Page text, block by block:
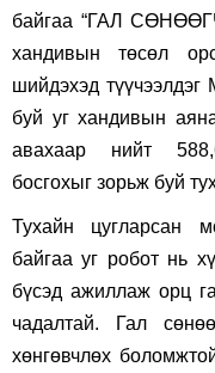
байгаа “ГАЛ
хандивын төсөл
шийдэхэд
буй уг хандивын
авахаар нийт
босгохыг зорьж буй
Тухайн цугларсан
байгаа уг робот нь
бүсэд ажиллаж орц
чадалтай. Гал
хөнгөвчлөх